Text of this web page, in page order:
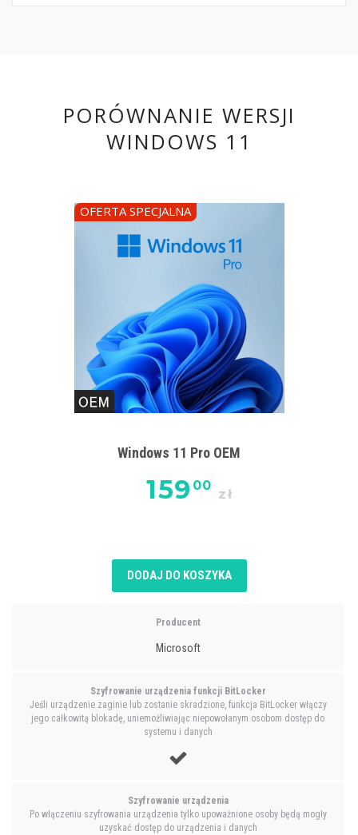
PORÓWNANIE WERSJI
WINDOWS 11
OFERTA SPECJALNA
Windows 11 Pro OEM
159 00
zł
DODAJ DO KOSZYKA
Producent
Microsoft
Szyfrowanie urządzenia funkcji BitLocker
Jeśli urządzenie zaginie lub zostanie skradzione, funkcja BitLocker włączy
jego całkowitą blokadę, uniemożliwiając niepowołanym osobom dostęp do
systemu i danych
Szyfrowanie urządzenia
Po włączeniu szyfrowania urządzenia tylko upoważnione osoby będą mogły
uzyskać dostęp do urządzenia i danych